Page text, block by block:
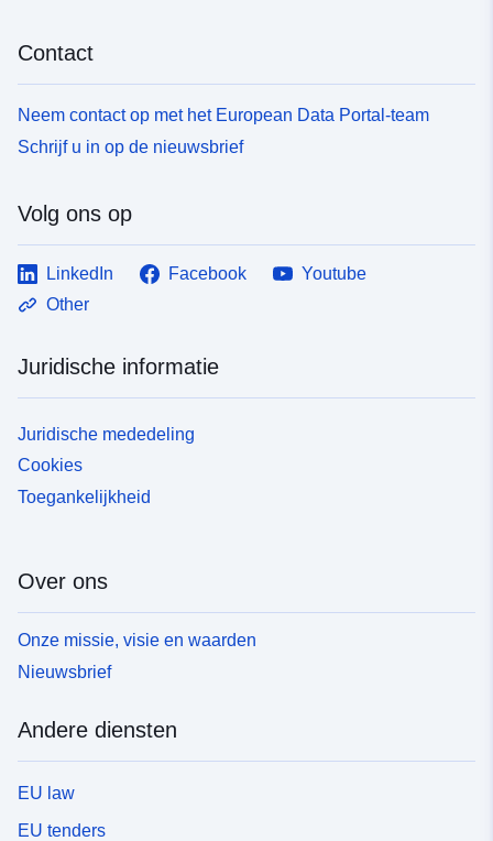
Contact
Neem contact op met het European Data Portal-team
Schrijf u in op de nieuwsbrief
Volg ons op
LinkedIn Facebook
Youtube
Other
Juridische informatie
Juridische mededeling
Cookies
Toegankelijkheid
Over ons
Onze missie, visie en waarden
Nieuwsbrief
Andere diensten
EU law
EU tenders